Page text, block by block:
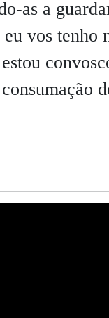
as a
eu vos tenho